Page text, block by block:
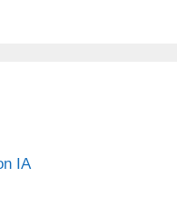
IA